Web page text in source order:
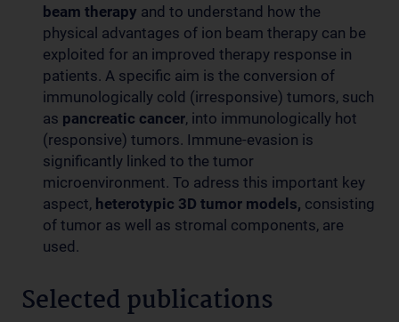
beam therapy and to understand how the
physical advantages of ion beam therapy can be
exploited for an improved therapy response in
patients. A specific aim is the conversion of
immunologically cold (irresponsive) tumors, such
as pancreatic cancer, into immunologically hot
(responsive) tumors. Immune-evasion is
significantly linked to the tumor
microenvironment. To adress this important key
aspect, heterotypic 3D tumor models, consisting
of tumor as well as stromal components, are
used.
Selected publications